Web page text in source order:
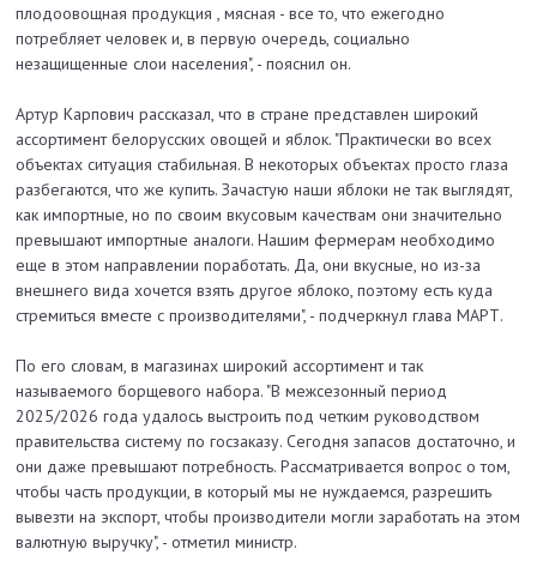
плодоовощная продукция , мясная - все то, что ежегодно
потребляет человек и, в первую очередь, социально
незащищенные слои населения", - пояснил он.
Артур Карпович рассказал, что в стране представлен широкий
ассортимент белорусских овощей и яблок. "Практически во всех
объектах ситуация стабильная. В некоторых объектах просто глаза
разбегаются, что же купить. Зачастую наши яблоки не так выглядят,
как импортные, но по своим вкусовым качествам они значительно
превышают импортные аналоги. Нашим фермерам необходимо
еще в этом направлении поработать. Да, они вкусные, но из-за
внешнего вида хочется взять другое яблоко, поэтому есть куда
стремиться вместе с производителями", - подчеркнул глава МАРТ.
По его словам, в магазинах широкий ассортимент и так
называемого борщевого набора. "В межсезонный период
2025/2026 года удалось выстроить под четким руководством
правительства систему по госзаказу. Сегодня запасов достаточно, и
они даже превышают потребность. Рассматривается вопрос о том,
чтобы часть продукции, в который мы не нуждаемся, разрешить
вывезти на экспорт, чтобы производители могли заработать на этом
валютную выручку", - отметил министр.